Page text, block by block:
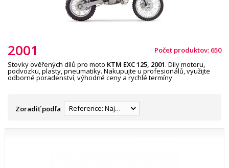
2001
Počet produktov: 650
Stovky ověřených dílů pro moto KTM EXC 125, 2001. Díly motoru,
podvozku, plasty, pneumatiky. Nakupujte u profesionálů, využijte
odborné poradenství, výhodné ceny a rychlé termíny
Zoradiť podľa Reference: Najnižšia